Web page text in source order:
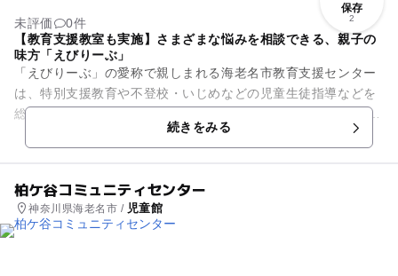
保存
2
未評価
0件
【教育支援教室も実施】さまざまな悩みを相談できる、親子の
味方「えびりーぶ」
「えびりーぶ」の愛称で親しまれる海老名市教育支援センター
は、特別支援教育や不登校・いじめなどの児童生徒指導などを
総合的に対応することを目的とし、2014年に開所されました。
続きをみる
柏ケ谷コミュニティセンター
神奈川県海老名市 / 児童館